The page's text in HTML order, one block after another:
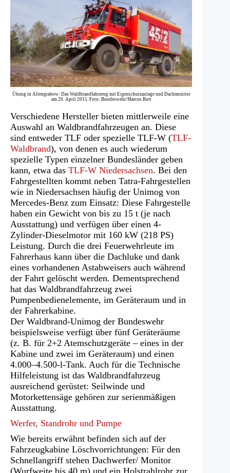
Übung in Altengrabow: Das Waldbrandfahrzeug mit Eigenschutzanlage und Dachmonitor
am 20. April 2015. Foto: Bundeswehr/Marcus Rott
Verschiedene Hersteller bieten mittlerweile eine
Auswahl an Waldbrandfahrzeugen an. Diese
sind entweder TLF oder spezielle TLF-W (TLF-
Waldbrand), von denen es auch wiederum
spezielle Typen einzelner Bundesländer geben
kann, etwa das TLF-W Niedersachsen. Bei den
Fahrgestellten kommt neben Tatra-Fahrgestellen
wie in Niedersachsen häufig der Unimog von
Mercedes-Benz zum Einsatz: Diese Fahrgestelle
haben ein Gewicht von bis zu 15 t (je nach
Ausstattung) und verfügen über einen 4-
Zylinder-Dieselmotor mit 160 kW (218 PS)
Leistung. Durch die drei Feuerwehrleute im
Fahrerhaus kann über die Dachluke und dank
eines vorhandenen Astabweisers auch während
der Fahrt gelöscht werden. Dementsprechend
hat das Waldbrandfahrzeug zwei
Pumpenbedienelemente, im Geräteraum und in
der Fahrerkabine.
Der Waldbrand-Unimog der Bundeswehr
beispielsweise verfügt über fünf Geräteräume
(z. B. für 2+2 Atemschutzgeräte – eines in der
Kabine und zwei im Geräteraum) und einen
4.000–4.500-l-Tank. Auch für die Technische
Hilfeleistung ist das Waldbrandfahrzeug
ausreichend gerüstet: Seilwinde und
Motorkettensäge gehören zur serienmäßigen
Ausstattung.
Werfer, Standrohr und Pumpe
Wie bereits erwähnt befinden sich auf der
Fahrzeugkabine Löschvorrichtungen: Für den
Schnellangriff stehen Dachwerfer/ Monitor
(Wurfweite bis 40 m) und ein Holstrahlrohr zur